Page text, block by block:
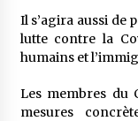
Il s’agira aussi de
lutte contre la
humains et
Les membres du
mesures